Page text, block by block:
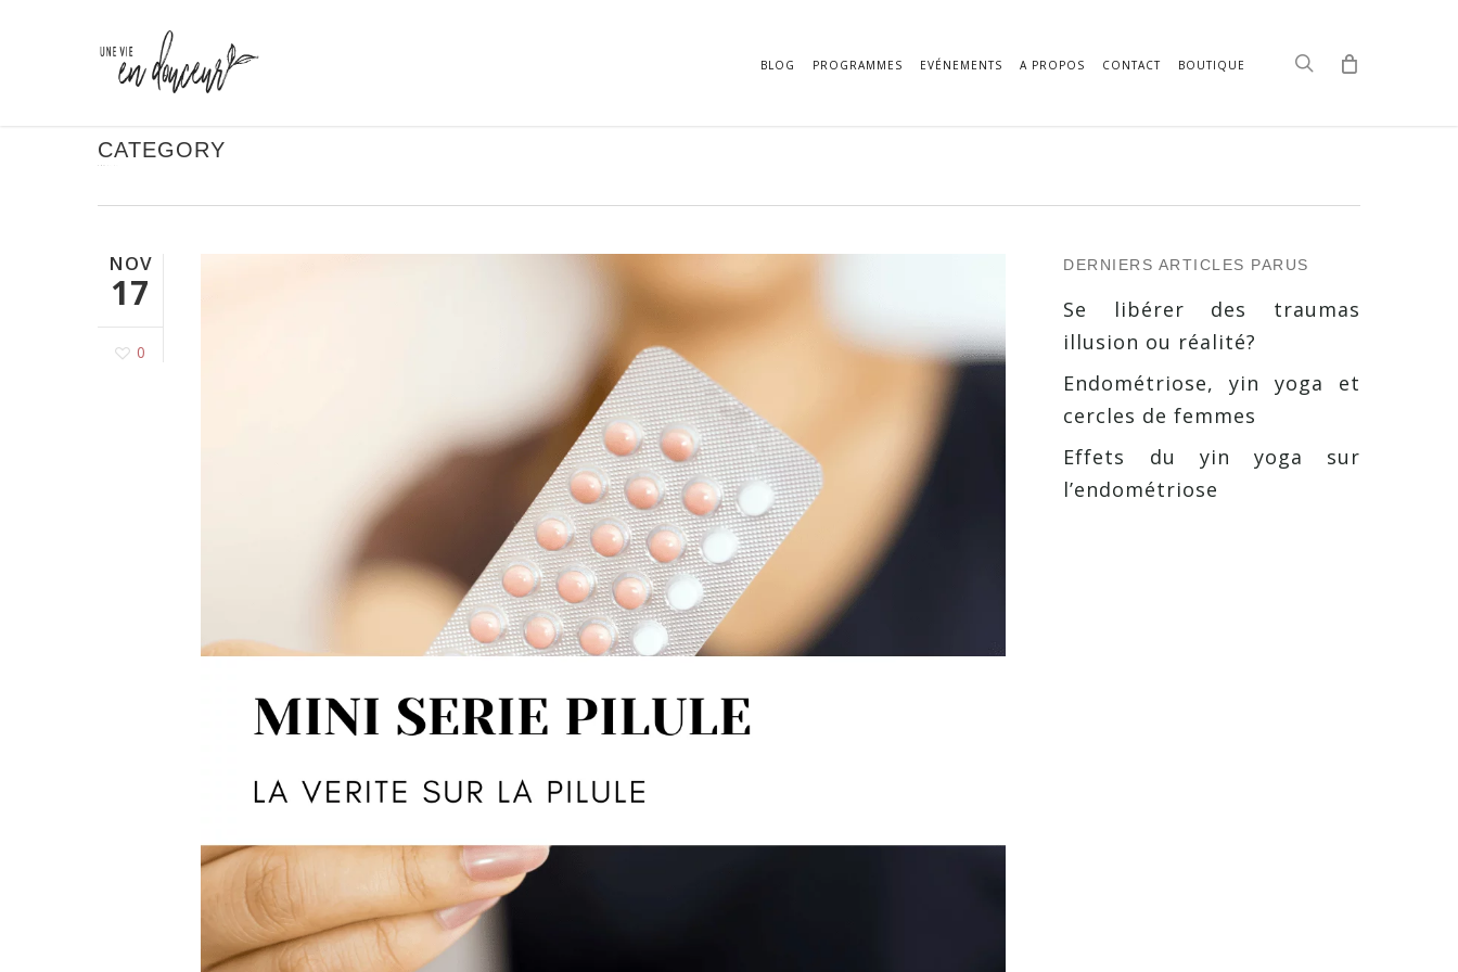
BLOG PROGRAMMES EVÉNEMENTS A PROPOS CONTACT BOUTIQUE search
CATEGORY
NOV
17
0
DERNIERS ARTICLES PARUS
Se libérer des traumas
illusion ou réalité?
Endométriose, yin yoga et
cercles de femmes
Effets du yin yoga sur
l’endométriose